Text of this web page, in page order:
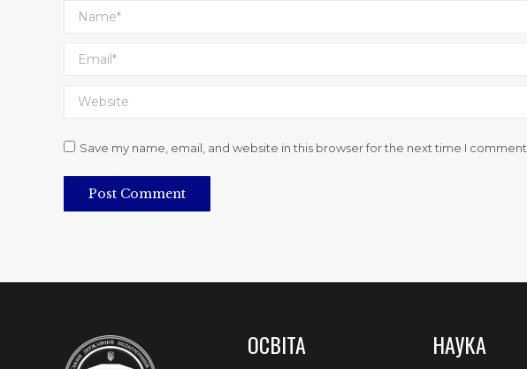
Name *
Email *
Website
Save my name, email, and website in this browser for the next time I comment.
Post Comment
ОСВІТА НАУКА